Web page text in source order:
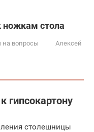
ножкам стола
на вопросы
Алексей
гипсокартону
столешницы